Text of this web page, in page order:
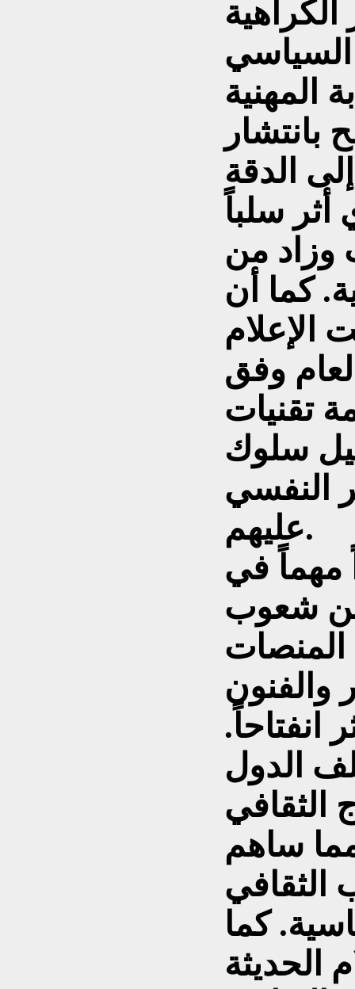
السياسي
المهنية
الدقة
أثر سلباً
وزاد من
كما أن
الإعلام
وفق
تقنيات
سلوك
النفسي
عليهم.
مهماً في
شعوب
والفنون
انفتاحاً.
الدول
الثقافي
ساهم
الثقافي
كما
الحديثة